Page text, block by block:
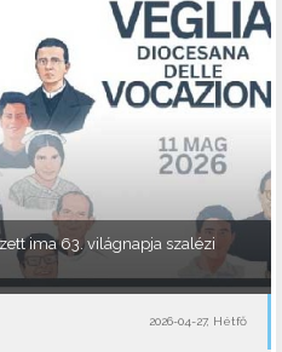
ima 63. világnapja szalézi
2026-04-27, Hétfő